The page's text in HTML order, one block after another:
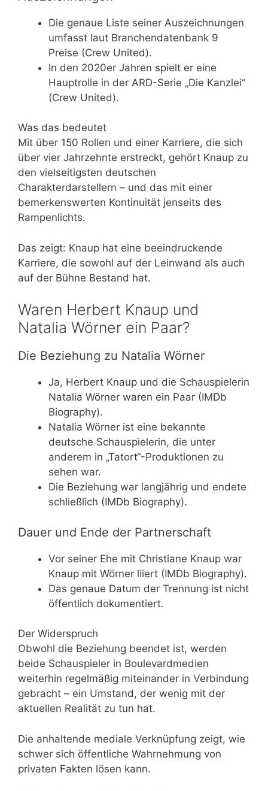
Die genaue Liste seiner Auszeichnungen
umfasst laut Branchendatenbank 9
Preise (Crew United).
In den 2020er Jahren spielt er eine
Hauptrolle in der ARD-Serie „Die Kanzlei“
(Crew United).
Was das bedeutet
Mit über 150 Rollen und einer Karriere, die sich
über vier Jahrzehnte erstreckt, gehört Knaup zu
den vielseitigsten deutschen
Charakterdarstellern – und das mit einer
bemerkenswerten Kontinuität jenseits des
Rampenlichts.
Das zeigt: Knaup hat eine beeindruckende
Karriere, die sowohl auf der Leinwand als auch
auf der Bühne Bestand hat.
Waren Herbert Knaup und
Natalia Wörner ein Paar?
Die Beziehung zu Natalia Wörner
Ja, Herbert Knaup und die Schauspielerin
Natalia Wörner waren ein Paar (IMDb
Biography).
Natalia Wörner ist eine bekannte
deutsche Schauspielerin, die unter
anderem in „Tatort“-Produktionen zu
sehen war.
Die Beziehung war langjährig und endete
schließlich (IMDb Biography).
Dauer und Ende der Partnerschaft
Vor seiner Ehe mit Christiane Knaup war
Knaup mit Wörner liiert (IMDb Biography).
Das genaue Datum der Trennung ist nicht
öffentlich dokumentiert.
Der Widerspruch
Obwohl die Beziehung beendet ist, werden
beide Schauspieler in Boulevardmedien
weiterhin regelmäßig miteinander in Verbindung
gebracht – ein Umstand, der wenig mit der
aktuellen Realität zu tun hat.
Die anhaltende mediale Verknüpfung zeigt, wie
schwer sich öffentliche Wahrnehmung von
privaten Fakten lösen kann.